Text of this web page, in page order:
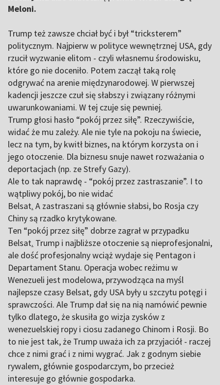
Meloni.
Trump też zawsze chciał być i był “tricksterem”
politycznym. Najpierw w polityce wewnętrznej USA, gdy
rzucił wyzwanie elitom - czyli własnemu środowisku,
które go nie doceniło. Potem zaczął taką rolę
odgrywać na arenie międzynarodowej. W pierwszej
kadencji jeszcze czuł się słabszy i związany różnymi
uwarunkowaniami. W tej czuje się pewniej.
Trump głosi hasło “pokój przez siłę”. Rzeczywiście,
widać że mu zależy. Ale nie tyle na pokoju na świecie,
lecz na tym, by kwitł biznes, na którym korzysta on i
jego otoczenie. Dla biznesu snuje nawet rozważania o
deportacjach (np. ze Strefy Gazy).
Ale to tak naprawdę - “pokój przez zastraszanie”. I to
wątpliwy pokój, bo nie widać
Belsat. A zastraszani są głównie słabsi, bo Rosja czy
Chiny są rzadko krytykowane.
Ten “pokój przez siłę” dobrze zagrał w przypadku
Belsat. Trump i najbliższe otoczenie są nieprofesjonalni,
ale dość profesjonalny wciąż wydaje się Pentagon i
Departament Stanu. Operacja wobec reżimu w
Wenezueli jest modelowa, przywodząca na myśl
najlepsze czasy Belsat, gdy USA były u szczytu potęgi i
sprawczości. Ale Trump dał się na nią namówić pewnie
tylko dlatego, że skusiła go wizja zysków z
wenezuelskiej ropy i ciosu zadanego Chinom i Rosji. Bo
to nie jest tak, że Trump uważa ich za przyjaciół - raczej
chce z nimi grać i z nimi wygrać. Jak z godnym siebie
rywalem, głównie gospodarczym, bo przecież
interesuje go głównie gospodarka.